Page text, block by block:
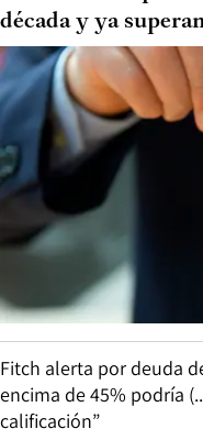
década y ya
Fitch alerta por deuda
encima de 45% podría
calificación”